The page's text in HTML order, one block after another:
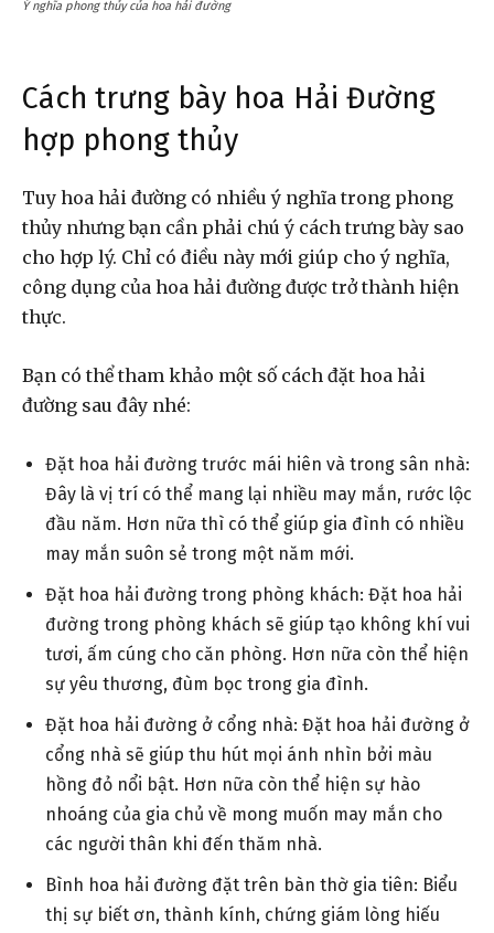
Ý nghĩa phong thủy của hoa hải đường
Cách trưng bày hoa Hải Đường
hợp phong thủy
Tuy hoa hải đường có nhiều ý nghĩa trong phong
thủy nhưng bạn cần phải chú ý cách trưng bày sao
cho hợp lý. Chỉ có điều này mới giúp cho ý nghĩa,
công dụng của hoa hải đường được trở thành hiện
thực.
Bạn có thể tham khảo một số cách đặt hoa hải
đường sau đây nhé:
Đặt hoa hải đường trước mái hiên và trong sân nhà:
Đây là vị trí có thể mang lại nhiều may mắn, rước lộc
đầu năm. Hơn nữa thì có thể giúp gia đình có nhiều
may mắn suôn sẻ trong một năm mới.
Đặt hoa hải đường trong phòng khách: Đặt hoa hải
đường trong phòng khách sẽ giúp tạo không khí vui
tươi, ấm cúng cho căn phòng. Hơn nữa còn thể hiện
sự yêu thương, đùm bọc trong gia đình.
Đặt hoa hải đường ở cổng nhà: Đặt hoa hải đường ở
cổng nhà sẽ giúp thu hút mọi ánh nhìn bởi màu
hồng đỏ nổi bật. Hơn nữa còn thể hiện sự hào
nhoáng của gia chủ về mong muốn may mắn cho
các người thân khi đến thăm nhà.
Bình hoa hải đường đặt trên bàn thờ gia tiên: Biểu
thị sự biết ơn, thành kính, chứng giám lòng hiếu